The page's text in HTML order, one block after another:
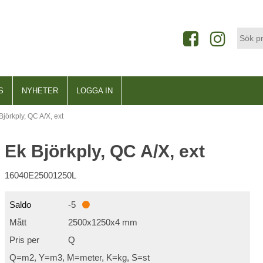
NYHETER LOGGA IN
QC A/X, ext
Ek Björkply, QC A/X, ext
16040E25001250L
Saldo
-5
Mått
2500x1250x4 mm
Pris per
Q
Q=m2, Y=m3, M=meter, K=kg, S=st